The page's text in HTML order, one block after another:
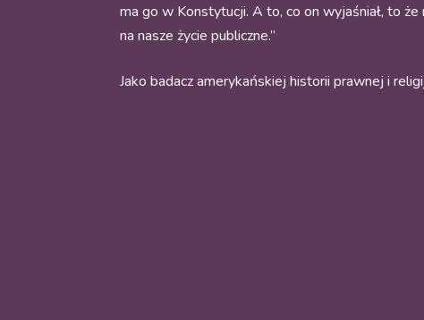
ma go w Konstytucji. A to, co on wyjaśniał, to
na nasze życie publiczne.”
Jako badacz amerykańskiej historii prawnej i